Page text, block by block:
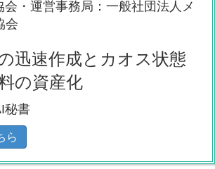
会・運営事務局：一般社団法人メ
会
迅速作成とカオス状態
の資産化
秘書
ら